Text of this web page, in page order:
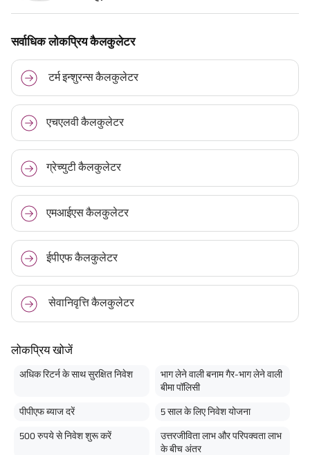
सर्वाधिक लोकप्रिय कैलकुलेटर
टर्म इन्शुरन्स कैलकुलेटर
एचएलवी कैलकुलेटर
ग्रेच्युटी कैलकुलेटर
एमआईएस कैलकुलेटर
ईपीएफ कैलकुलेटर
सेवानिवृत्ति कैलकुलेटर
लोकप्रिय खोजें
अधिक रिटर्न के साथ सुरक्षित निवेश
भाग लेने वाली बनाम गैर-भाग लेने वाली
बीमा पॉलिसी
पीपीएफ ब्याज दरें 5 साल के लिए निवेश योजना
500 रुपये से निवेश शुरू करें
उत्तरजीविता लाभ और परिपक्वता लाभ
के बीच अंतर